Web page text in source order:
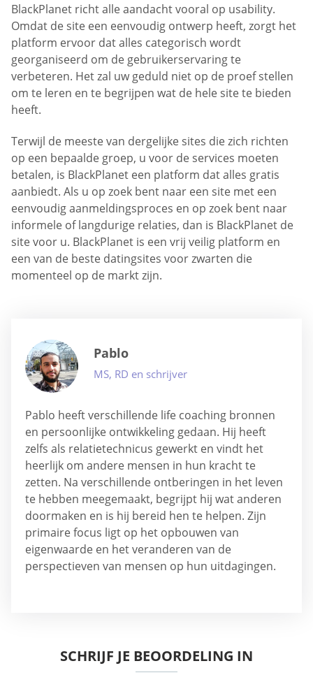
BlackPlanet richt alle aandacht vooral op usability.
Omdat de site een eenvoudig ontwerp heeft, zorgt het
platform ervoor dat alles categorisch wordt
georganiseerd om de gebruikerservaring te
verbeteren. Het zal uw geduld niet op de proef stellen
om te leren en te begrijpen wat de hele site te bieden
heeft.
Terwijl de meeste van dergelijke sites die zich richten
op een bepaalde groep, u voor de services moeten
betalen, is BlackPlanet een platform dat alles gratis
aanbiedt. Als u op zoek bent naar een site met een
eenvoudig aanmeldingsproces en op zoek bent naar
informele of langdurige relaties, dan is BlackPlanet de
site voor u. BlackPlanet is een vrij veilig platform en
een van de beste datingsites voor zwarten die
momenteel op de markt zijn.
Pablo
MS, RD en schrijver
Pablo heeft verschillende life coaching bronnen
en persoonlijke ontwikkeling gedaan. Hij heeft
zelfs als relatietechnicus gewerkt en vindt het
heerlijk om andere mensen in hun kracht te
zetten. Na verschillende ontberingen in het leven
te hebben meegemaakt, begrijpt hij wat anderen
doormaken en is hij bereid hen te helpen. Zijn
primaire focus ligt op het opbouwen van
eigenwaarde en het veranderen van de
perspectieven van mensen op hun uitdagingen.
SCHRIJF JE BEOORDELING IN